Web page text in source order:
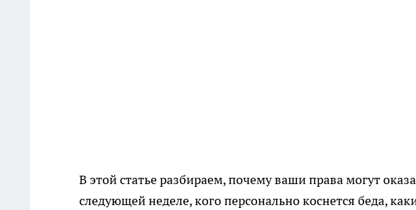
В этой статье разбираем, почему ваши права могут
следующей неделе, кого персонально коснется беда,